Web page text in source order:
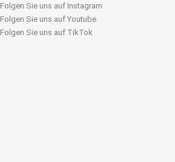
Folgen Sie uns auf Instagram
Folgen Sie uns auf Youtube
Folgen Sie uns auf TikTok